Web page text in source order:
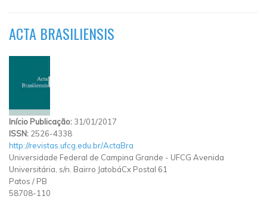
ACTA BRASILIENSIS
Início Publicação: 31/01/2017
ISSN: 2526-4338
http://revistas.ufcg.edu.br/ActaBra
Universidade Federal de Campina Grande - UFCG Avenida
Universitária, s/n. Bairro JatobáCx Postal 61
Patos / PB
58708-110